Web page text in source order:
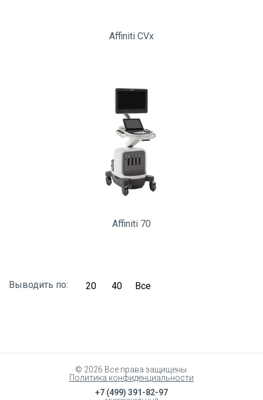
Affiniti CVx
Affiniti 70
Выводить по: 20 40 Все
© 2026 Все права защищены.
Политика конфиденциальности
+7 (499) 391-82-97